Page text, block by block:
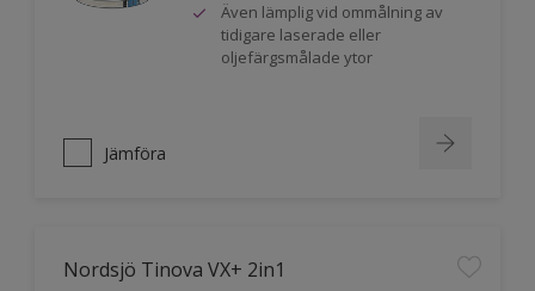
Även lämplig vid ommålning av
tidigare laserade eller
oljefärgsmålade ytor
Jämföra
Nordsjö Tinova VX+ 2in1